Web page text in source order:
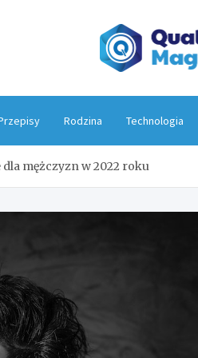
Rodzina Technologia
mężczyzn w 2022 roku